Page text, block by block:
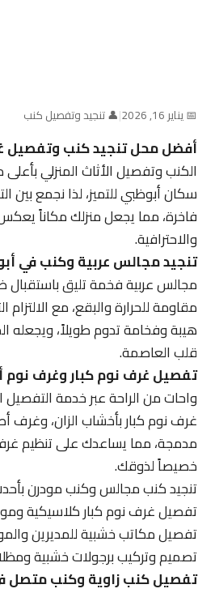
📅 يناير 16, 2026 |👤 تنجيد وتفصيل كنب
أفضل محل تنجيد كنب وتفصيل
الكنب وتفصيل الأثاث المنزلي
سكان أبوظبي للتميز، لذا نجمع بين
فاخرة، مما يجعل منزلك مكاناً
والاحترافية.
تنجيد مجالس عربية وكنب في
مجالس عربية فخمة تليق باستقبال
مقاومة للحرارة والبقع، مع
هيبة وفخامة تدوم طويلاً، ويجعله
قلب العاصمة.
تفصيل غرف نوم كبار وغرف
واحات من الراحة عبر خدمة
غرف نوم كبار بأخشاب الزان، وغرف
مدمجة، مما يساعدك على تنظيم
خصيصاً لذوقك.
تنجيد كنب مجالس وكنب مودرن
تفصيل غرف نوم كبار كلاسيكية
تفصيل مكاتب خشبية للمديرين
تصميم وتركيب برجولات خشبية
تفصيل كنب زاوية وكنب متصل